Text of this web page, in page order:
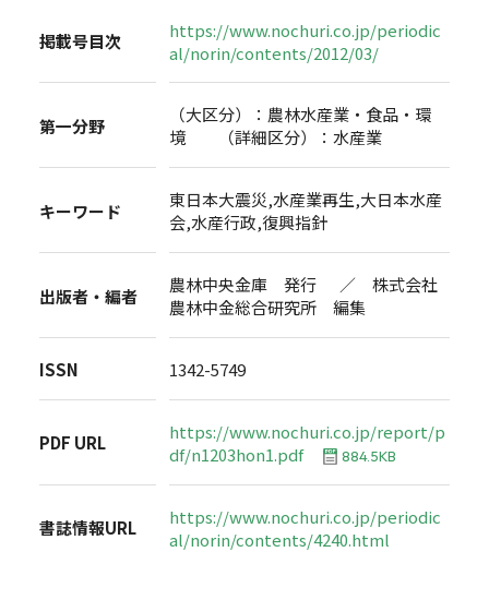
掲載号目次
https://www.nochuri.co.jp/periodic
al/norin/contents/2012/03/
第一分野
（大区分）：農林水産業・食品・環
境 （詳細区分）：水産業
キーワード
東日本大震災,水産業再生,大日本水産
会,水産行政,復興指針
出版者・編者
農林中央金庫 発行 ／ 株式会社
農林中金総合研究所 編集
ISSN 1342-5749
PDF URL
https://www.nochuri.co.jp/report/p
df/n1203hon1.pdf
884.5KB
書誌情報URL
https://www.nochuri.co.jp/periodic
al/norin/contents/4240.html